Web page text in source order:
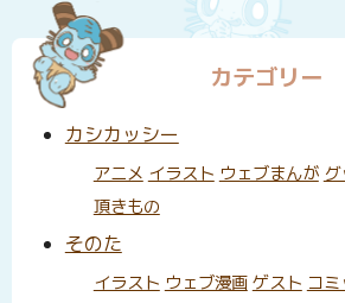
カテゴリー
カシカッシー
アニメ イラスト ウェブまんが
頂きもの
そのた
イラスト ウェブ漫画 ゲスト コ